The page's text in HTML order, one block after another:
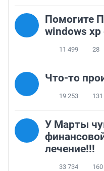
Помогите
windows xp
11 499 28
Что-то
19 253 131
У Марты
лечение!!!
33 734 160